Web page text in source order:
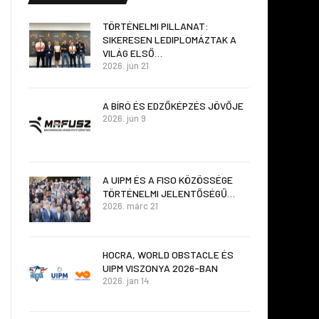
TÖRTÉNELMI PILLANAT:
SIKERESEN LEDIPLOMÁZTAK A
VILÁG ELSŐ…
2026. jún 21
A BÍRÓ ÉS EDZŐKÉPZÉS JÖVŐJE
2026. jún 9
A UIPM ÉS A FISO KÖZÖSSÉGE
TÖRTÉNELMI JELENTŐSÉGŰ…
2026. márc 21
HOCRA, WORLD OBSTACLE ÉS
UIPM VISZONYA 2026-BAN
2026. jan 14